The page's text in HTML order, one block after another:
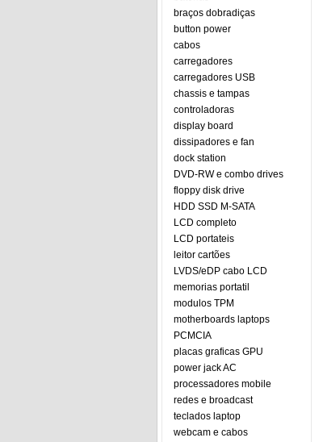
braços dobradiças
button power
cabos
carregadores
carregadores USB
chassis e tampas
controladoras
display board
dissipadores e fan
dock station
DVD-RW e combo drives
floppy disk drive
HDD SSD M-SATA
LCD completo
LCD portateis
leitor cartões
LVDS/eDP cabo LCD
memorias portatil
modulos TPM
motherboards laptops
PCMCIA
placas graficas GPU
power jack AC
processadores mobile
redes e broadcast
teclados laptop
webcam e cabos